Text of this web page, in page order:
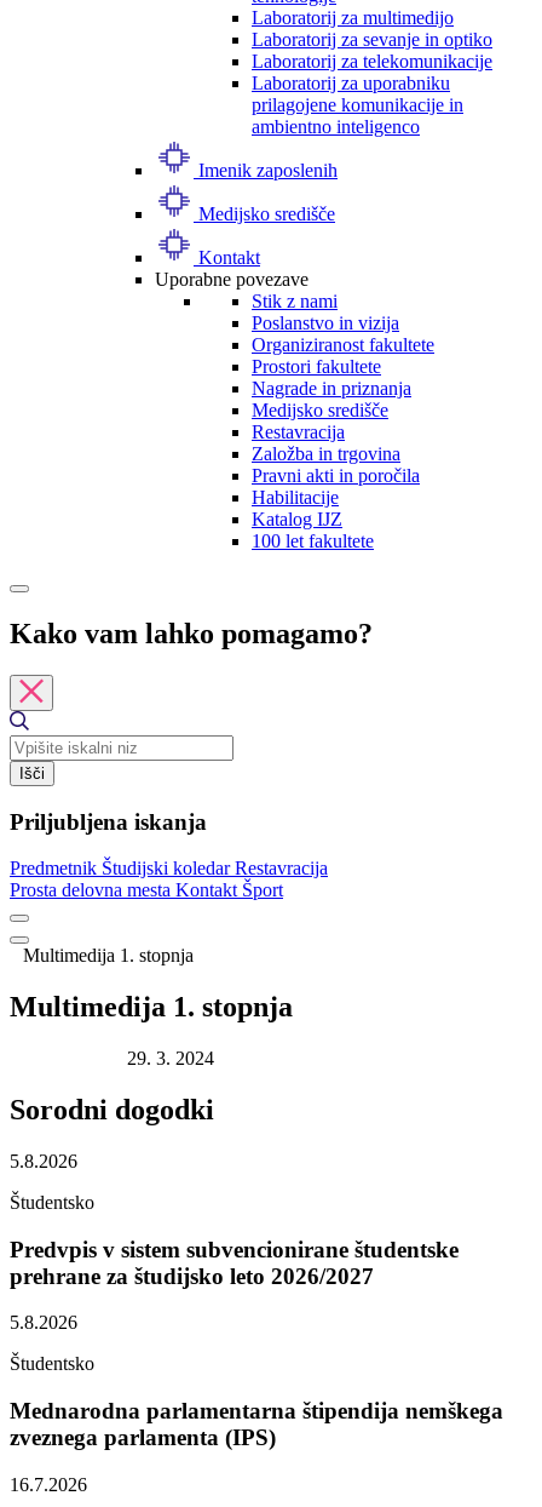
Laboratorij za multimedijo
Laboratorij za sevanje in optiko
Laboratorij za telekomunikacije
Laboratorij za uporabniku
prilagojene komunikacije in
ambientno inteligenco
Imenik zaposlenih
Medijsko središče
Kontakt
Uporabne povezave
Stik z nami
Poslanstvo in vizija
Organiziranost fakultete
Prostori fakultete
Nagrade in priznanja
Medijsko središče
Restavracija
Založba in trgovina
Pravni akti in poročila
Habilitacije
Katalog IJZ
100 let fakultete
Kako vam lahko pomagamo?
Išči
Priljubljena iskanja
Predmetnik Študijski koledarRestavracija
Prosta delovna mesta Kontakt Šport
Multimedija 1. stopnja
Multimedija 1. stopnja
29. 3. 2024
Sorodni dogodki
5.8.2026
Študentsko
Predvpis v sistem subvencionirane študentske
prehrane za študijsko leto 2026/2027
5.8.2026
Študentsko
Mednarodna parlamentarna štipendija nemškega
zveznega parlamenta (IPS)
16.7.2026